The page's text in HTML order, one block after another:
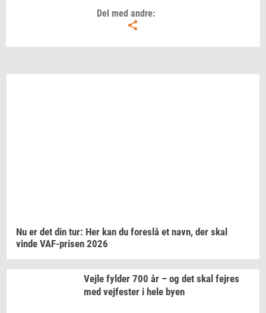
Del med andre:
Nu er det din tur: Her kan du fo­re­slå et navn, der skal
vinde VAF-​prisen 2026
Vejle fyl­der 700 år – og det skal fejres
med vej­fe­ster i hele byen